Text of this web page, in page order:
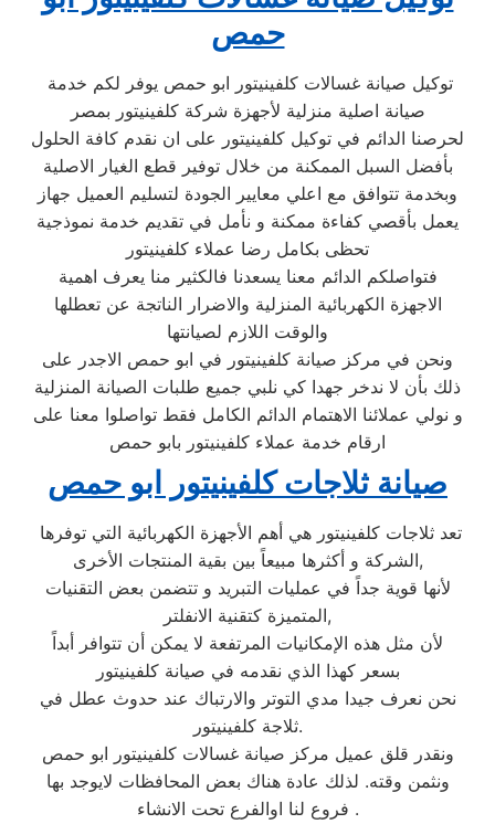
حمص
صيانة اصلية منزلية لأجهزة شركة كلفينيتور بمصر
لحرصنا الدائم في توكيل كلفينيتور على ان نقدم كافة الحلول
بأفضل السبل الممكنة من خلال توفير قطع الغيار الاصلية
وبخدمة تتوافق مع اعلي معايير الجودة لتسليم العميل جهاز
يعمل بأقصي كفاءة ممكنة و نأمل في تقديم خدمة نموذجية
تحظى بكامل رضا عملاء كلفينيتور
فتواصلكم الدائم معنا يسعدنا فالكثير منا يعرف اهمية
الاجهزة الكهربائية المنزلية والاضرار الناتجة عن تعطلها
والوقت اللازم لصيانتها
ونحن في مركز صيانة كلفينيتور في ابو حمص الاجدر على
ذلك بأن لا ندخر جهدا كي نلبي جميع طلبات الصيانة المنزلية
و نولي عملائنا الاهتمام الدائم الكامل فقط تواصلوا معنا على
ارقام خدمة عملاء كلفينيتور بابو حمص
صيانة ثلاجات كلفينيتور ابو حمص
الشركة و أكثرها مبيعاً بين بقية المنتجات الأخرى,
لأنها قوية جداً في عمليات التبريد و تتضمن بعض التقنيات
المتميزة كتقنية الانفلتر,
لأن مثل هذه الإمكانيات المرتفعة لا يمكن أن تتوافر أبداً
بسعر كهذا الذي نقدمه في صيانة كلفينيتور
نحن نعرف جيدا مدي التوتر والارتباك عند حدوث عطل في
ثلاجة كلفينيتور.
ونقدر قلق عميل مركز صيانة غسالات كلفينيتور ابو حمص
ونثمن وقته. لذلك عادة هناك بعض المحافظات لايوجد بها
فروع لنا اوالفرع تحت الانشاء .